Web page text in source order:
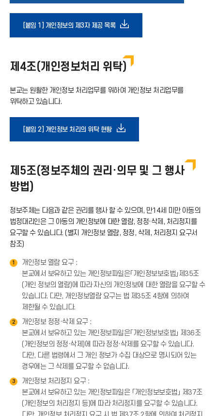
아
[붙임 1] 개인정보의 제3자 제공 목록다
로
콘
제4조(개인정보처리 위탁)
본교는 원활한 개인정보 처리업무를 위하여 개인정보 처리업무를
위탁하고 있습니다.
[붙임 2] 개인정보 처리의 위탁 현황다
로
아
콘
제5조(정보주체의 권리·의무 및 그 행사
방법)
정보주체는 다음과 같은 권리를 행사 할 수 있으며, 만14세 미만 아동의
법정대리인은 그 아동의 개인정보에 대한 열람, 정정·삭제, 처리정지를
요구할 수 있습니다. (별지 개인정보 열람, 정정, 삭제, 처리정지 요구서
참조)
1
개인정보 열람 요구 :
본교에서 보유하고 있는 개인정보파일은「개인정보보호법」제35조
(개인 정보의 열람)에 따라 자신의 개인정보에 대한 열람을 요구할 수
있습니다. 다만, 개인정보열람 요구는 법 제35조 4항에 의하여
제한될 수 있습니다.
2
개인정보 정정·삭제 요구 :
본교에서 보유하고 있는 개인정보파일은「개인정보보호법」 제36조
(개인정보의 정정·삭제)에 따라 정정·삭제를 요구할 수 있습니다.
다만, 다른 법령에서 그 개인 정보가 수집 대상으로 명시되어 있는
경우에는 그 삭제를 요구할 수 없습니다.
3
개인정보 처리정지 요구 :
본교에서 보유하고 있는 개인정보파일은 「개인정보보호법」 제37조
(개인정보의 처리정지 등)에 따라 처리정지를 요구할 수 있습니다.